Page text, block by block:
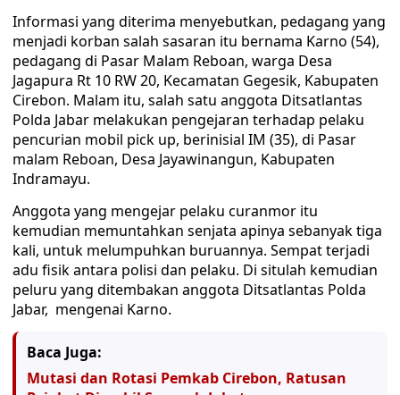
Informasi yang diterima menyebutkan, pedagang yang
menjadi korban salah sasaran itu bernama Karno (54),
pedagang di Pasar Malam Reboan, warga Desa
Jagapura Rt 10 RW 20, Kecamatan Gegesik, Kabupaten
Cirebon. Malam itu, salah satu anggota Ditsatlantas
Polda Jabar melakukan pengejaran terhadap pelaku
pencurian mobil pick up, berinisial IM (35), di Pasar
malam Reboan, Desa Jayawinangun, Kabupaten
Indramayu.
Anggota yang mengejar pelaku curanmor itu
kemudian memuntahkan senjata apinya sebanyak tiga
kali, untuk melumpuhkan buruannya. Sempat terjadi
adu fisik antara polisi dan pelaku. Di situlah kemudian
peluru yang ditembakan anggota Ditsatlantas Polda
Jabar, mengenai Karno.
Baca Juga:
Mutasi dan Rotasi Pemkab Cirebon, Ratusan